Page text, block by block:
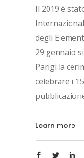
Il 2019 è
degli
29 gennaio
Parigi la
celebrare i
Learn more